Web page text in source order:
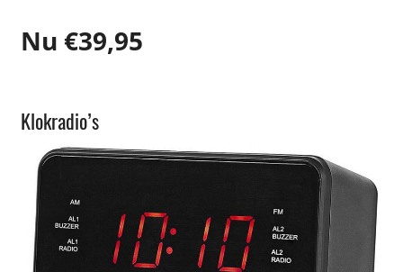
Nu €39,95
Weerstation/klokken
Klokradio’s